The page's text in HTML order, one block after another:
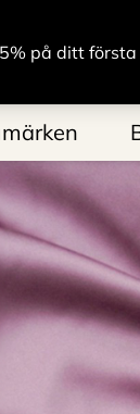
på ditt första